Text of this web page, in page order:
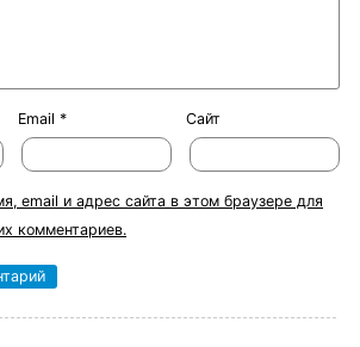
Email * Сайт
email и адрес сайта в этом браузере для
комментариев.